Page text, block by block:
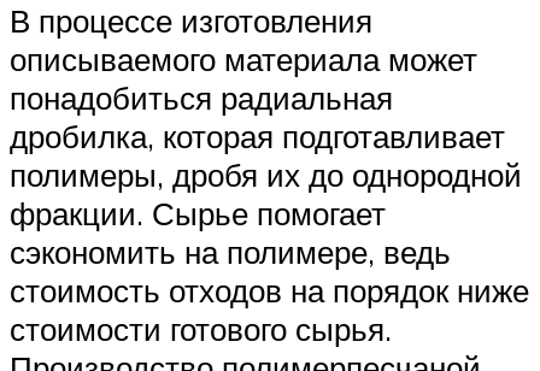
В процессе изготовления
описываемого материала может
понадобиться радиальная
дробилка, которая подготавливает
полимеры, дробя их до однородной
фракции. Сырье помогает
сэкономить на полимере, ведь
стоимость отходов на порядок ниже
стоимости готового сырья.